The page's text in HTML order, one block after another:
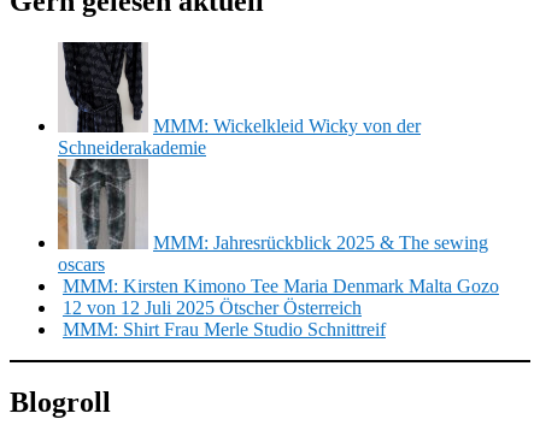
MMM: Wickelkleid Wicky von der
Schneiderakademie
MMM: Jahresrückblick 2025 & The sewing
oscars
MMM: Kirsten Kimono Tee Maria Denmark Malta Gozo
12 von 12 Juli 2025 Ötscher Österreich
MMM: Shirt Frau Merle Studio Schnittreif
Blogroll